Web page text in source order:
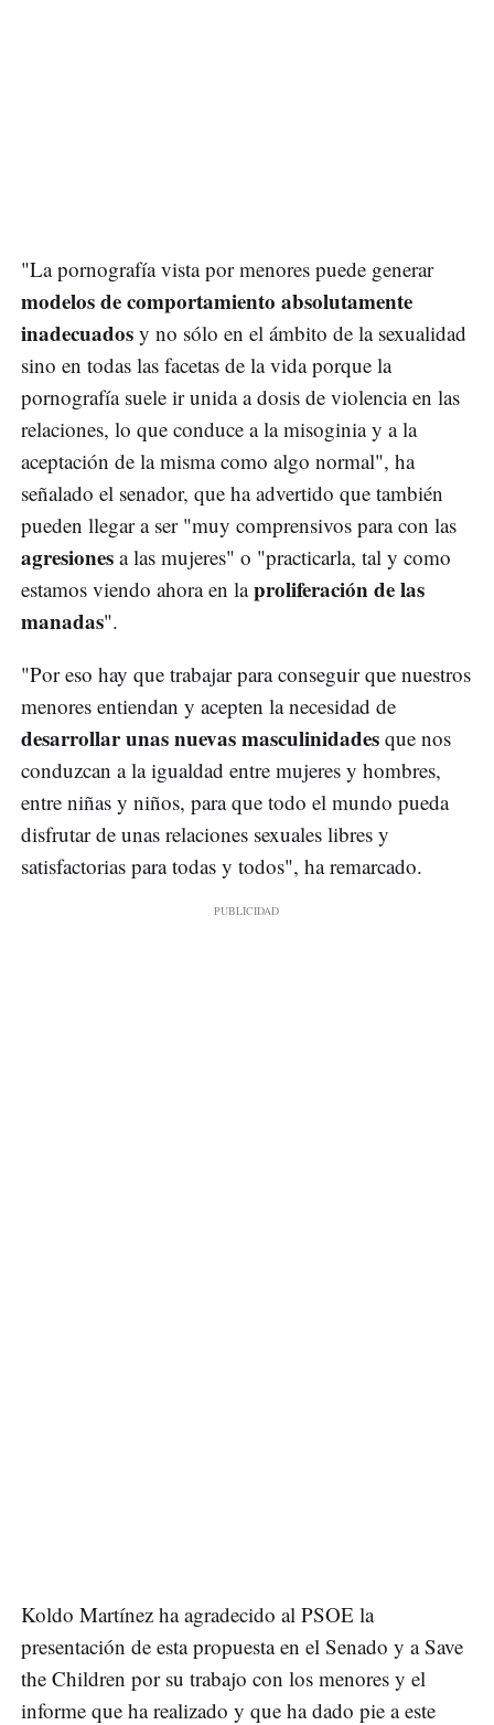
"La pornografía vista por menores puede generar
modelos de comportamiento absolutamente
inadecuados y no sólo en el ámbito de la sexualidad
sino en todas las facetas de la vida porque la
pornografía suele ir unida a dosis de violencia en las
relaciones, lo que conduce a la misoginia y a la
aceptación de la misma como algo normal", ha
señalado el senador, que ha advertido que también
pueden llegar a ser "muy comprensivos para con las
agresiones a las mujeres" o "practicarla, tal y como
estamos viendo ahora en laproliferación de las
manadas".
"Por eso hay que trabajar para conseguir que nuestros
menores entiendan y acepten la necesidad de
desarrollar unas nuevas masculinidades que nos
conduzcan a la igualdad entre mujeres y hombres,
entre niñas y niños, para que todo el mundo pueda
disfrutar de unas relaciones sexuales libres y
satisfactorias para todas y todos", ha remarcado.
Koldo Martínez ha agradecido al PSOE la
presentación de esta propuesta en el Senado y a Save
the Children por su trabajo con los menores y el
informe que ha realizado y que ha dado pie a este